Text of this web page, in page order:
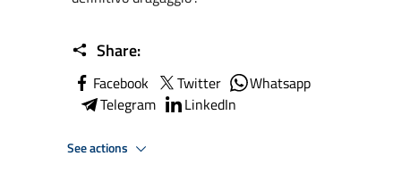
Share:
Facebook Twitter
Whatsapp
Telegram
LinkedIn
See actions